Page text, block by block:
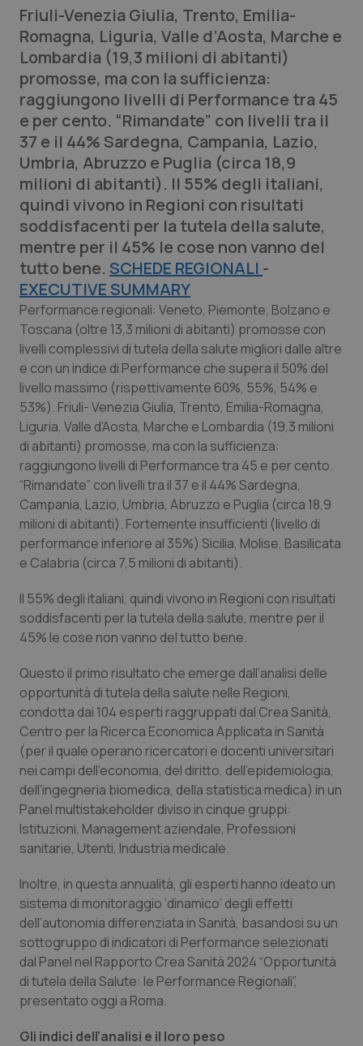
QS Pro
Professionisti Sanitari.AI
Abruzzo
Basilicata
Calabria
Campania
Emilia-Romagna
Friuli Venezia Giulia
Lazio
Liguria
Lombardia
Marche
Molise
Piemonte
Provincia Autonoma di Bolzano
Provincia Autonoma di Trento
Puglia
Sardegna
Sicilia
Toscana
Umbria
Valle D’Aosta
Veneto
QS Pro Gold
Artrite & artrosi
Asma & BPCO
Car-T
Colesterolo & coronaropatie
Dermatite Atopica
Diabete & glucometri
Disturbi dell’umore
Dolore
Donna & Salute
Epatiti
HIV
Infezioni & Febbre
Ipertensione & Scompenso
Malattie rare
Malattia di Crohn & Rettocolite Ulcerosa
Neuroscienze & patologie neurodegenerative
Obesità
Oftalmologia
Oncodermatologia
Oncoematologia
Oncologia & Nutrizione
QS Club Newsletter
Friuli-Venezia Giulia, Trento, Emilia-
Romagna, Liguria, Valle d’Aosta, Marche e
Lombardia (19,3 milioni di abitanti)
promosse, ma con la sufficienza:
raggiungono livelli di Performance tra 45
e per cento. “Rimandate” con livelli tra il
37 e il 44% Sardegna, Campania, Lazio,
Umbria, Abruzzo e Puglia (circa 18,9
milioni di abitanti). Il 55% degli italiani,
quindi vivono in Regioni con risultati
soddisfacenti per la tutela della salute,
mentre per il 45% le cose non vanno del
tutto bene. SCHEDE REGIONALI -
EXECUTIVE SUMMARY
Performance regionali: Veneto, Piemonte, Bolzano e
Toscana (oltre 13,3 milioni di abitanti) promosse con
livelli complessivi di tutela della salute migliori dalle altre
e con un indice di Performance che supera il 50% del
livello massimo (rispettivamente 60%, 55%, 54% e
53%). Friuli- Venezia Giulia, Trento, Emilia-Romagna,
Liguria, Valle d’Aosta, Marche e Lombardia (19,3 milioni
di abitanti) promosse, ma con la sufficienza:
raggiungono livelli di Performance tra 45 e per cento.
“Rimandate” con livelli tra il 37 e il 44% Sardegna,
Campania, Lazio, Umbria, Abruzzo e Puglia (circa 18,9
milioni di abitanti). Fortemente insufficienti (livello di
performance inferiore al 35%) Sicilia, Molise, Basilicata
e Calabria (circa 7,5 milioni di abitanti).
Il 55% degli italiani, quindi vivono in Regioni con risultati
soddisfacenti per la tutela della salute, mentre per il
45% le cose non vanno del tutto bene.
Questo il primo risultato che emerge dall’analisi delle
opportunità di tutela della salute nelle Regioni,
condotta dai 104 esperti raggruppati dal Crea Sanità,
Centro per la Ricerca Economica Applicata in Sanità
(per il quale operano ricercatori e docenti universitari
nei campi dell’economia, del diritto, dell’epidemiologia,
dell’ingegneria biomedica, della statistica medica) in un
Panel multistakeholder diviso in cinque gruppi:
Istituzioni, Management aziendale, Professioni
sanitarie, Utenti, Industria medicale.
Inoltre, in questa annualità, gli esperti hanno ideato un
sistema di monitoraggio ‘dinamico’ degli effetti
dell’autonomia differenziata in Sanità, basandosi su un
sottogruppo di indicatori di Performance selezionati
dal Panel nel Rapporto Crea Sanità 2024 “Opportunità
di tutela della Salute: le Performance Regionali”,
presentato oggi a Roma.
Gli indici dell’analisi e il loro peso